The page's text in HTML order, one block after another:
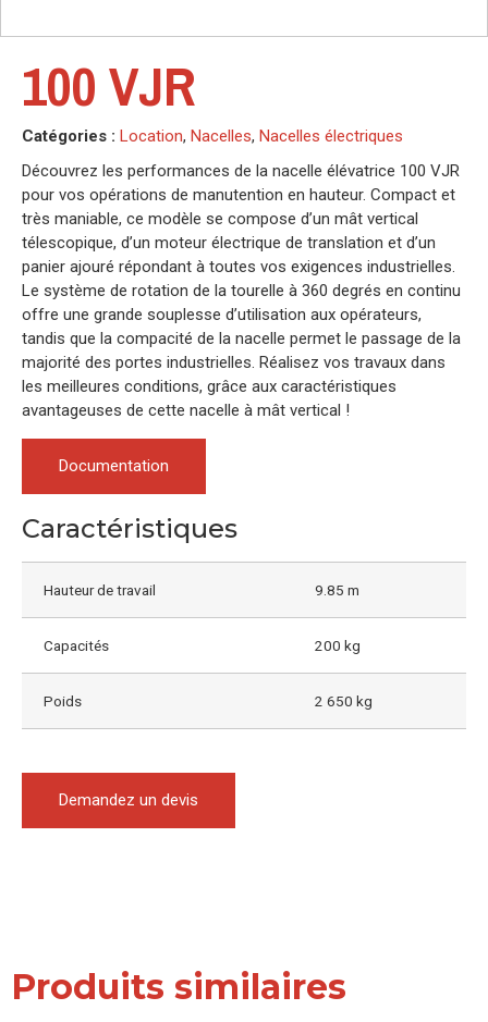
100 VJR
Catégories : Location, Nacelles, Nacelles électriques
Découvrez les performances de la nacelle élévatrice 100 VJR
pour vos opérations de manutention en hauteur. Compact et
très maniable, ce modèle se compose d’un mât vertical
télescopique, d’un moteur électrique de translation et d’un
panier ajouré répondant à toutes vos exigences industrielles.
Le système de rotation de la tourelle à 360 degrés en continu
offre une grande souplesse d’utilisation aux opérateurs,
tandis que la compacité de la nacelle permet le passage de la
majorité des portes industrielles. Réalisez vos travaux dans
les meilleures conditions, grâce aux caractéristiques
avantageuses de cette nacelle à mât vertical !
Documentation
Caractéristiques
Hauteur de travail 9.85 m
Capacités 200 kg
Poids 2 650 kg
Demandez un devis
Produits similaires